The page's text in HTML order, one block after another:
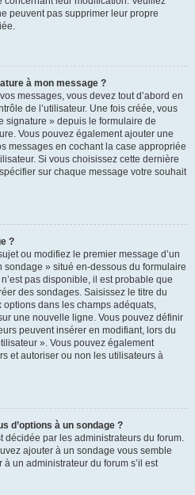
peuvent pas supprimer leur propre
à mon message ?
messages, vous devez tout d’abord en
de l’utilisateur. Une fois créée, vous
signature » depuis le formulaire de
Vous pouvez également ajouter une
messages en cochant la case appropriée
Si vous choisissez cette dernière
sur chaque message votre souhait
?
ou modifiez le premier message d’un
sondage » situé en-dessous du formulaire
pas disponible, il est probable que
des sondages. Saisissez le titre du
dans les champs adéquats,
une nouvelle ligne. Vous pouvez définir
peuvent insérer en modifiant, lors du
». Vous pouvez également
et autoriser ou non les utilisateurs à
d’options à un sondage ?
décidée par les administrateurs du forum.
ajouter à un sondage vous semble
un administrateur du forum s’il est